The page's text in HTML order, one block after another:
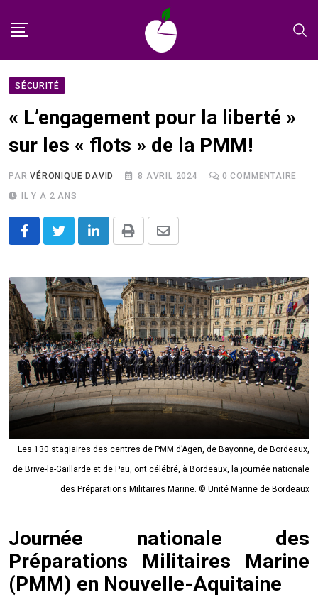
SÉCURITÉ
« L’engagement pour la liberté »
sur les « flots » de la PMM!
PARVÉRONIQUE DAVID 8 AVRIL 2024 0 COMMENTAIRE
IL Y A 2 ANS
LinkedInPrint
Share
Email
Les 130 stagiaires des centres de PMM d’Agen, de Bayonne, de Bordeaux,
de Brive-la-Gaillarde et de Pau, ont célébré, à Bordeaux, la journée nationale
des Préparations Militaires Marine. © Unité Marine de Bordeaux
Journée nationale des
Préparations Militaires Marine
(PMM) en Nouvelle-Aquitaine